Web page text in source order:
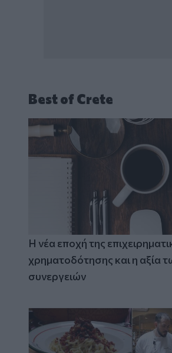
Best of Crete
Η νέα εποχή της
χρηματοδότησης και η αξία
συνεργειών